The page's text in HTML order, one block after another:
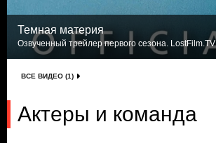
Темная материя
Озвученный трейлер первого сезона. LostFilm.TV
ВСЕ ВИДЕО (1)
Актеры и команда